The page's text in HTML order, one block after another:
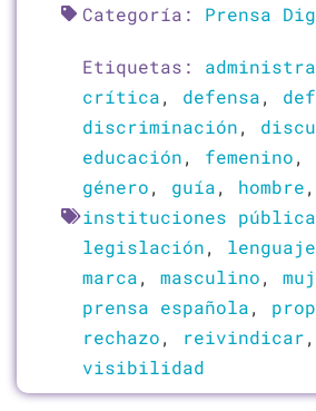
Categoría: Prensa
Etiquetas:
crítica, defensa,
discriminación,
educación, femenino,
género, guía, hombre,
instituciones
legislación,
marca, masculino,
prensa española,
rechazo, reivindicar,
visibilidad